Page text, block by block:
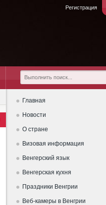
Регистрация
Главная
Новости
О стране
Визовая информация
Венгерский язык
Венгерская кухня
Праздники Венгрии
Веб-камеры в Венгрии